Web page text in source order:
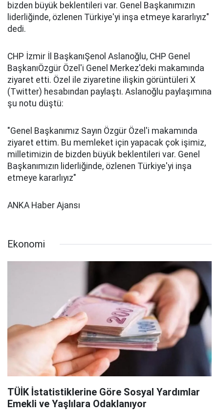
bizden büyük beklentileri var. Genel Başkanımızın
liderliğinde, özlenen Türkiye'yi inşa etmeye kararlıyız"
dedi.
CHP İzmir İl BaşkanıŞenol Aslanoğlu, CHP Genel
BaşkanıÖzgür Özel'i Genel Merkez'deki makamında
ziyaret etti. Özel ile ziyaretine ilişkin görüntüleri X
(Twitter) hesabından paylaştı. Aslanoğlu paylaşımına
şu notu düştü:
"Genel Başkanımız Sayın Özgür Özel'i makamında
ziyaret ettim. Bu memleket için yapacak çok işimiz,
milletimizin de bizden büyük beklentileri var. Genel
Başkanımızın liderliğinde, özlenen Türkiye'yi inşa
etmeye kararlıyız"
ANKA Haber Ajansı
Ekonomi
TÜİK İstatistiklerine Göre Sosyal Yardımlar
Emekli ve Yaşlılara Odaklanıyor